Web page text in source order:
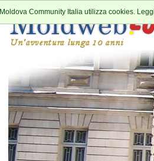
Moldova Community Italia utilizza cookies.